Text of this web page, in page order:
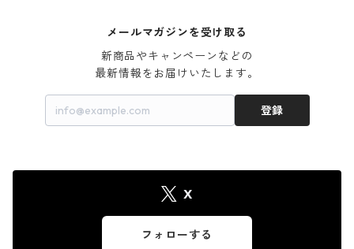
メールマガジンを受け取る
新商品やキャンペーンなどの
最新情報をお届けいたします。
登録
X
フォローする